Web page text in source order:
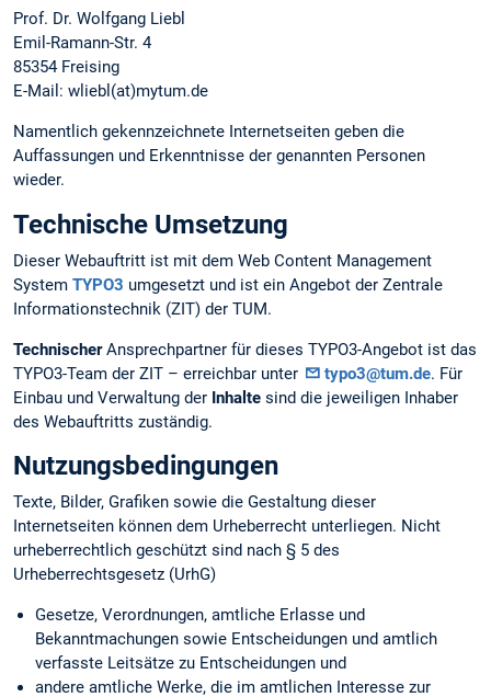
Prof. Dr. Wolfgang Liebl
Emil-Ramann-Str. 4
85354 Freising
E-Mail: wliebl(at)mytum.de
Namentlich gekennzeichnete Internetseiten geben die
Auffassungen und Erkenntnisse der genannten Personen
wieder.
Technische Umsetzung
Dieser Webauftritt ist mit dem Web Content Management
System TYPO3 umgesetzt und ist ein Angebot der Zentrale
Informationstechnik (ZIT) der TUM.
TechnischerAnsprechpartner für dieses TYPO3-Angebot ist das
TYPO3-Team der ZIT – erreichbar unter
typo3@tum.de. Für
Einbau und Verwaltung der Inhalte sind die jeweiligen Inhaber
des Webauftritts zuständig.
Nutzungsbedingungen
Texte, Bilder, Grafiken sowie die Gestaltung dieser
Internetseiten können dem Urheberrecht unterliegen. Nicht
urheberrechtlich geschützt sind nach § 5 des
Urheberrechtsgesetz (UrhG)
Gesetze, Verordnungen, amtliche Erlasse und
Bekanntmachungen sowie Entscheidungen und amtlich
verfasste Leitsätze zu Entscheidungen und
andere amtliche Werke, die im amtlichen Interesse zur